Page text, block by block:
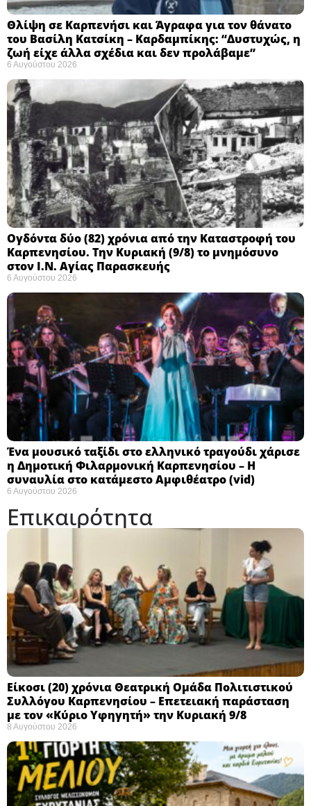
Θλίψη σε Καρπενήσι και Άγραφα για τον θάνατο
του Βασίλη Κατσίκη – Καρδαμπίκης: “Δυστυχώς, η
ζωή είχε άλλα σχέδια και δεν προλάβαμε”
6 Αυγούστου 2026
Ογδόντα δύο (82) χρόνια από την Καταστροφή του
Καρπενησίου. Την Κυριακή (9/8) το μνημόσυνο
στον Ι.Ν. Αγίας Παρασκευής
6 Αυγούστου 2026
Ένα μουσικό ταξίδι στο ελληνικό τραγούδι χάρισε
η Δημοτική Φιλαρμονική Καρπενησίου – Η
συναυλία στο κατάμεστο Αμφιθέατρο (vid)
6 Αυγούστου 2026
Επικαιρότητα
Eίκοσι (20) χρόνια Θεατρική Ομάδα Πολιτιστικού
Συλλόγου Καρπενησίου – Επετειακή παράσταση
με τον «Κύριο Υφηγητή» την Κυριακή 9/8
8 Αυγούστου 2026